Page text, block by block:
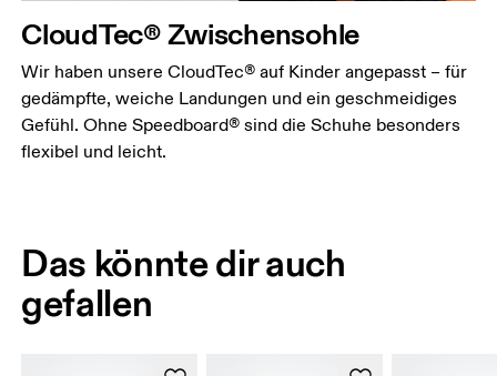
CloudTec® Zwischensohle
Wir haben unsere CloudTec® auf Kinder angepasst – für
gedämpfte, weiche Landungen und ein geschmeidiges
Gefühl. Ohne Speedboard® sind die Schuhe besonders
flexibel und leicht.
Das könnte dir auch
gefallen